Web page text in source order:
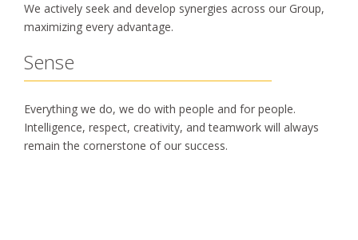
We actively seek and develop synergies across our Group,
maximizing every advantage.
Sense
Everything we do, we do with people and for people.
Intelligence, respect, creativity, and teamwork will always
remain the cornerstone of our success.